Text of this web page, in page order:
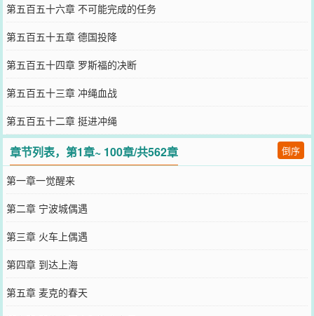
第五百五十六章 不可能完成的任务
第五百五十五章 德国投降
第五百五十四章 罗斯福的决断
第五百五十三章 冲绳血战
第五百五十二章 挺进冲绳
章节列表，第1章~ 100章/共562章 倒序
第一章一觉醒来
第二章 宁波城偶遇
第三章 火车上偶遇
第四章 到达上海
第五章 麦克的春天